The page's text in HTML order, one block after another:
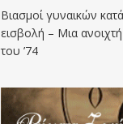
Βιασμοί γυναικών
εισβολή – Μια
του ’74